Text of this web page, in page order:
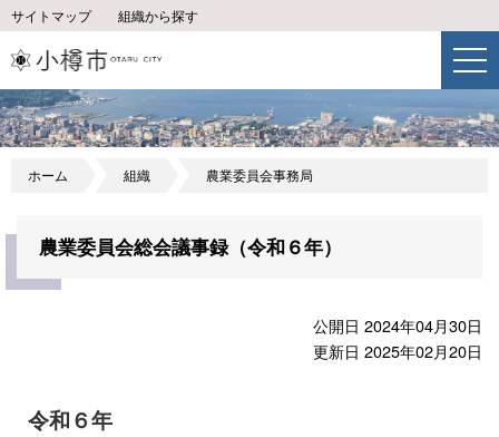
サイトマップ 組織から探す
ホーム 組織 農業委員会事務局
農業委員会総会議事録（令和６年）
公開日 2024年04月30日
更新日 2025年02月20日
令和６年